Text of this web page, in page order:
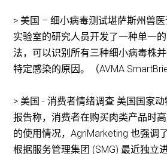
> 美国 – 细小病毒测试堪萨斯州兽
实验室的研究人员开发了一种单一
法，可以识别所有三种细小病毒株
特定感染的原因。（AVMA
> 美国 - 消费者情绪调查 美国国家
报告称，消费者在购买肉类产品时
的使用情况，AgriMarketing 也强调
根据服务管理集团 (SMG) 最近独立